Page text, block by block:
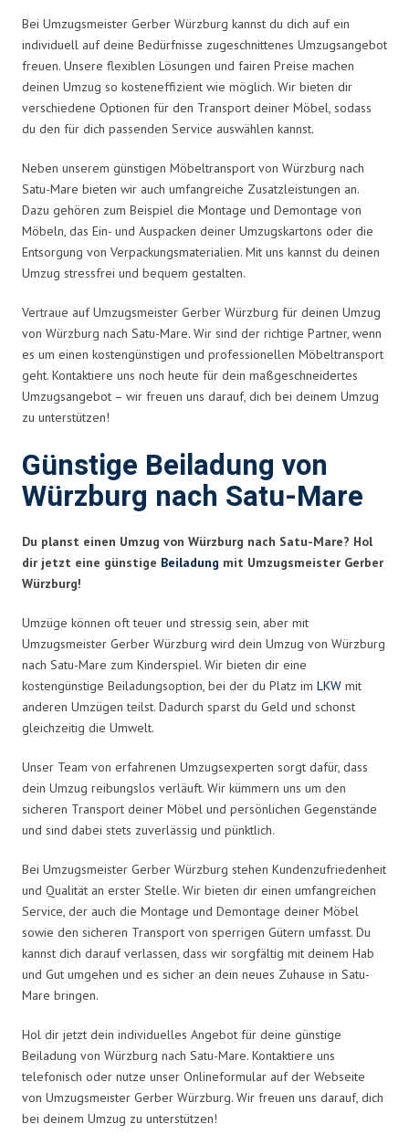
Bei Umzugsmeister Gerber Würzburg kannst du dich auf ein
individuell auf deine Bedürfnisse zugeschnittenes Umzugsangebot
freuen. Unsere flexiblen Lösungen und fairen Preise machen
deinen Umzug so kosteneffizient wie möglich. Wir bieten dir
verschiedene Optionen für den Transport deiner Möbel, sodass
du den für dich passenden Service auswählen kannst.
Neben unserem günstigen Möbeltransport von Würzburg nach
Satu-Mare bieten wir auch umfangreiche Zusatzleistungen an.
Dazu gehören zum Beispiel die Montage und Demontage von
Möbeln, das Ein- und Auspacken deiner Umzugskartons oder die
Entsorgung von Verpackungsmaterialien. Mit uns kannst du deinen
Umzug stressfrei und bequem gestalten.
Vertraue auf Umzugsmeister Gerber Würzburg für deinen Umzug
von Würzburg nach Satu-Mare. Wir sind der richtige Partner, wenn
es um einen kostengünstigen und professionellen Möbeltransport
geht. Kontaktiere uns noch heute für dein maßgeschneidertes
Umzugsangebot – wir freuen uns darauf, dich bei deinem Umzug
zu unterstützen!
Günstige Beiladung von
Würzburg nach Satu-Mare
Du planst einen Umzug von Würzburg nach Satu-Mare? Hol
dir jetzt eine günstige Beiladung mit Umzugsmeister Gerber
Würzburg!
Umzüge können oft teuer und stressig sein, aber mit
Umzugsmeister Gerber Würzburg wird dein Umzug von Würzburg
nach Satu-Mare zum Kinderspiel. Wir bieten dir eine
kostengünstige Beiladungsoption, bei der du Platz im LKW mit
anderen Umzügen teilst. Dadurch sparst du Geld und schonst
gleichzeitig die Umwelt.
Unser Team von erfahrenen Umzugsexperten sorgt dafür, dass
dein Umzug reibungslos verläuft. Wir kümmern uns um den
sicheren Transport deiner Möbel und persönlichen Gegenstände
und sind dabei stets zuverlässig und pünktlich.
Bei Umzugsmeister Gerber Würzburg stehen Kundenzufriedenheit
und Qualität an erster Stelle. Wir bieten dir einen umfangreichen
Service, der auch die Montage und Demontage deiner Möbel
sowie den sicheren Transport von sperrigen Gütern umfasst. Du
kannst dich darauf verlassen, dass wir sorgfältig mit deinem Hab
und Gut umgehen und es sicher an dein neues Zuhause in Satu-
Mare bringen.
Hol dir jetzt dein individuelles Angebot für deine günstige
Beiladung von Würzburg nach Satu-Mare. Kontaktiere uns
telefonisch oder nutze unser Onlineformular auf der Webseite
von Umzugsmeister Gerber Würzburg. Wir freuen uns darauf, dich
bei deinem Umzug zu unterstützen!